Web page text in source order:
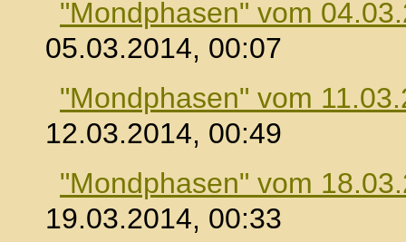
"Mondphasen" vom
05.03.2014, 00:07
"Mondphasen" vom
12.03.2014, 00:49
"Mondphasen" vom
19.03.2014, 00:33